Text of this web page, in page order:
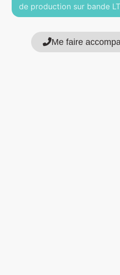
de production sur bande
Me faire